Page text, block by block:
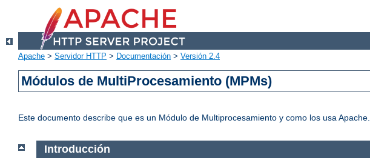
Apache > Servidor HTTP > Documentación > Versión 2.4
Módulos de MultiProcesamiento (MPMs)
Este documento describe que es un Módulo de Multiprocesamiento y como los usa Apache.
Introducción